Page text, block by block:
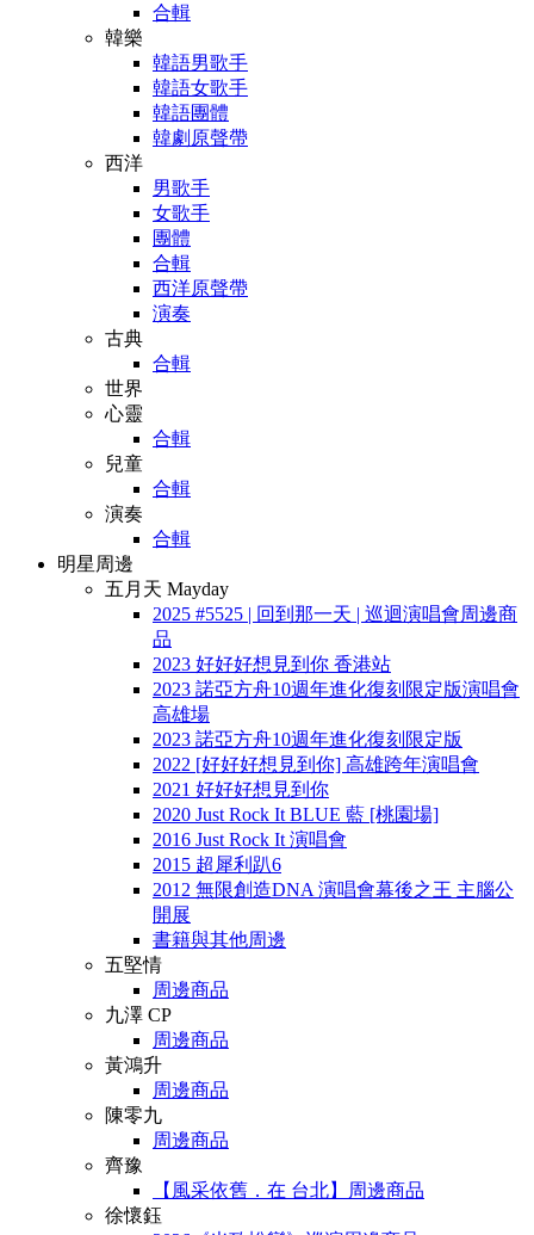
合輯
韓樂
韓語男歌手
韓語女歌手
韓語團體
韓劇原聲帶
西洋
男歌手
女歌手
團體
合輯
西洋原聲帶
演奏
古典
合輯
世界
心靈
合輯
兒童
合輯
演奏
合輯
明星周邊
五月天 Mayday
2025 #5525 | 回到那一天 | 巡迴演唱會周邊商
品
2023 好好好想見到你 香港站
2023 諾亞方舟10週年進化復刻限定版演唱會
高雄場
2023 諾亞方舟10週年進化復刻限定版
2022 [好好好想見到你] 高雄跨年演唱會
2021 好好好想見到你
2020 Just Rock It BLUE 藍 [桃園場]
2016 Just Rock It 演唱會
2015 超犀利趴6
2012 無限創造DNA 演唱會幕後之王 主腦公
開展
書籍與其他周邊
五堅情
周邊商品
九澤 CP
周邊商品
黃鴻升
周邊商品
陳零九
周邊商品
齊豫
【風采依舊．在 台北】周邊商品
徐懷鈺